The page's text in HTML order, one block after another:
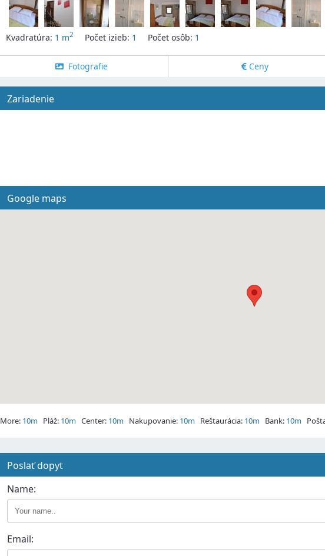
Kvadratúra: 1 m2 Počet izieb: 1 Počet osôb: 1
Fotografie Ceny
Zariadenie
Google maps
More: 10m Pláž: 10m Center: 10m Nakupovanie: 10m Reštaurácia: 10m Bank: 10m
Poslať dopyt
Name:
Email: